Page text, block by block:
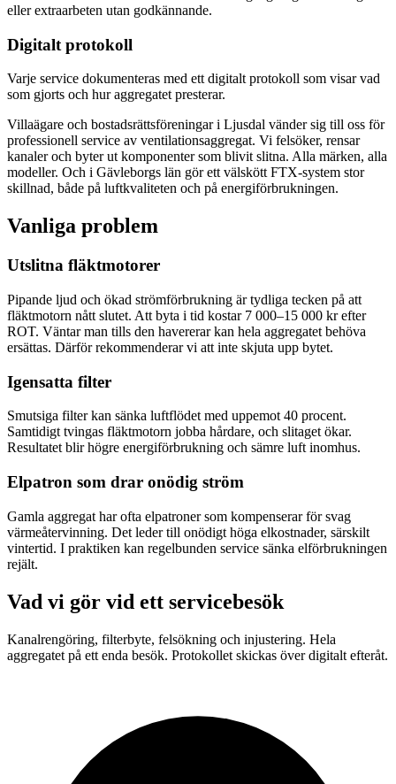
eller extraarbeten utan godkännande.
Digitalt protokoll
Varje service dokumenteras med ett digitalt protokoll som visar vad
som gjorts och hur aggregatet presterar.
Villaägare och bostadsrättsföreningar i Ljusdal vänder sig till oss för
professionell service av ventilationsaggregat. Vi felsöker, rensar
kanaler och byter ut komponenter som blivit slitna. Alla märken, alla
modeller. Och i Gävleborgs län gör ett välskött FTX-system stor
skillnad, både på luftkvaliteten och på energiförbrukningen.
Vanliga problem
Utslitna fläktmotorer
Pipande ljud och ökad strömförbrukning är tydliga tecken på att
fläktmotorn nått slutet. Att byta i tid kostar 7 000–15 000 kr efter
ROT. Väntar man tills den havererar kan hela aggregatet behöva
ersättas. Därför rekommenderar vi att inte skjuta upp bytet.
Igensatta filter
Smutsiga filter kan sänka luftflödet med uppemot 40 procent.
Samtidigt tvingas fläktmotorn jobba hårdare, och slitaget ökar.
Resultatet blir högre energiförbrukning och sämre luft inomhus.
Elpatron som drar onödig ström
Gamla aggregat har ofta elpatroner som kompenserar för svag
värmeåtervinning. Det leder till onödigt höga elkostnader, särskilt
vintertid. I praktiken kan regelbunden service sänka elförbrukningen
rejält.
Vad vi gör vid ett servicebesök
Kanalrengöring, filterbyte, felsökning och injustering. Hela
aggregatet på ett enda besök. Protokollet skickas över digitalt efteråt.